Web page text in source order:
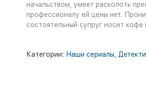
начальством, умеет расколоть
профессионалу ей цены нет.
состоятельный супруг носит
Категории: Наши сериалы